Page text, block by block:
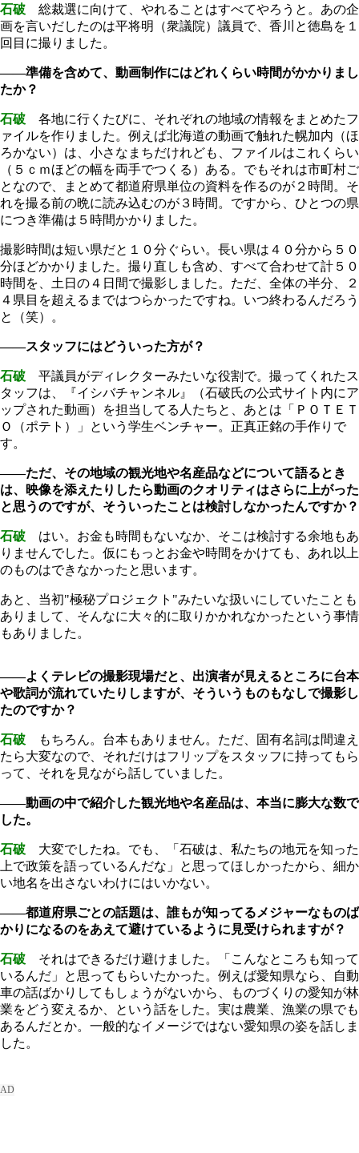
石破 総裁選に向けて、やれることはすべてやろうと。あの企
画を言いだしたのは平将明（衆議院）議員で、香川と徳島を１
回目に撮りました。
――準備を含めて、動画制作にはどれくらい時間がかかりまし
たか？
石破 各地に行くたびに、それぞれの地域の情報をまとめたフ
ァイルを作りました。例えば北海道の動画で触れた幌加内（ほ
ろかない）は、小さなまちだけれども、ファイルはこれくらい
（５ｃｍほどの幅を両手でつくる）ある。でもそれは市町村ご
となので、まとめて都道府県単位の資料を作るのが２時間。そ
れを撮る前の晩に読み込むのが３時間。ですから、ひとつの県
につき準備は５時間かかりました。
撮影時間は短い県だと１０分ぐらい。長い県は４０分から５０
分ほどかかりました。撮り直しも含め、すべて合わせて計５０
時間を、土日の４日間で撮影しました。ただ、全体の半分、２
４県目を超えるまではつらかったですね。いつ終わるんだろう
と（笑）。
――スタッフにはどういった方が？
石破 平議員がディレクターみたいな役割で。撮ってくれたス
タッフは、『イシバチャンネル』（石破氏の公式サイト内にア
ップされた動画）を担当してる人たちと、あとは「ＰＯＴＥＴ
Ｏ（ポテト）」という学生ベンチャー。正真正銘の手作りで
す。
――ただ、その地域の観光地や名産品などについて語るとき
は、映像を添えたりしたら動画のクオリティはさらに上がった
と思うのですが、そういったことは検討しなかったんですか？
石破 はい。お金も時間もないなか、そこは検討する余地もあ
りませんでした。仮にもっとお金や時間をかけても、あれ以上
のものはできなかったと思います。
あと、当初"極秘プロジェクト"みたいな扱いにしていたことも
ありまして、そんなに大々的に取りかかれなかったという事情
もありました。
――よくテレビの撮影現場だと、出演者が見えるところに台本
や歌詞が流れていたりしますが、そういうものもなしで撮影し
たのですか？
石破 もちろん。台本もありません。ただ、固有名詞は間違え
たら大変なので、それだけはフリップをスタッフに持ってもら
って、それを見ながら話していました。
――動画の中で紹介した観光地や名産品は、本当に膨大な数で
した。
石破 大変でしたね。でも、「石破は、私たちの地元を知った
上で政策を語っているんだな」と思ってほしかったから、細か
い地名を出さないわけにはいかない。
――都道府県ごとの話題は、誰もが知ってるメジャーなものば
かりになるのをあえて避けているように見受けられますが？
石破 それはできるだけ避けました。「こんなところも知って
いるんだ」と思ってもらいたかった。例えば愛知県なら、自動
車の話ばかりしてもしょうがないから、ものづくりの愛知が林
業をどう変えるか、という話をした。実は農業、漁業の県でも
あるんだとか。一般的なイメージではない愛知県の姿を話しま
した。